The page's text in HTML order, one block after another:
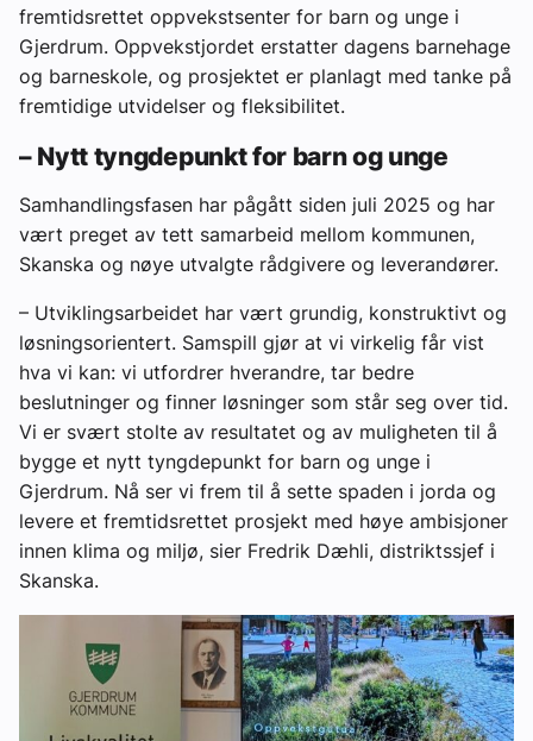
fremtidsrettet oppvekstsenter for barn og unge i
Gjerdrum. Oppvekstjordet erstatter dagens barnehage
og barneskole, og prosjektet er planlagt med tanke på
fremtidige utvidelser og fleksibilitet.
– Nytt tyngdepunkt for barn og unge
Samhandlingsfasen har pågått siden juli 2025 og har
vært preget av tett samarbeid mellom kommunen,
Skanska og nøye utvalgte rådgivere og leverandører.
– Utviklingsarbeidet har vært grundig, konstruktivt og
løsningsorientert. Samspill gjør at vi virkelig får vist
hva vi kan: vi utfordrer hverandre, tar bedre
beslutninger og finner løsninger som står seg over tid.
Vi er svært stolte av resultatet og av muligheten til å
bygge et nytt tyngdepunkt for barn og unge i
Gjerdrum. Nå ser vi frem til å sette spaden i jorda og
levere et fremtidsrettet prosjekt med høye ambisjoner
innen klima og miljø, sier Fredrik Dæhli, distriktssjef i
Skanska.